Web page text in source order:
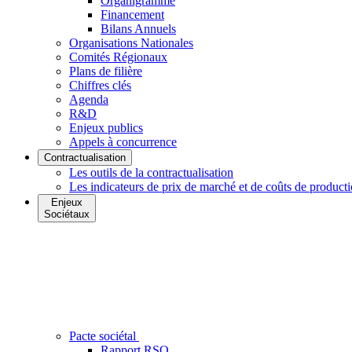
Financement
Bilans Annuels
Organisations Nationales
Comités Régionaux
Plans de filière
Chiffres clés
Agenda
R&D
Enjeux publics
Appels à concurrence
Contractualisation
Les outils de la contractualisation
Les indicateurs de prix de marché et de coûts de
Enjeux
Sociétaux
Pacte sociétal